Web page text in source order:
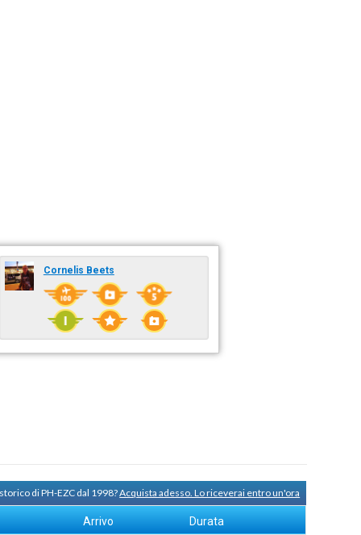
Cornelis Beets
di PH-EZC dal 1998?Acquista adesso. Lo riceverai entro un'ora
Arrivo Durata